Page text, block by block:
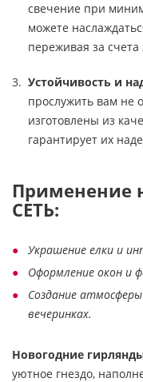
свечение при
можете
переживая за
Устойчивость и
прослужить вам не
изготовлены из
гарантирует их
Применение
СЕТЬ:
Украшение елки и
Оформление окон и
Создание
вечеринках.
Новогодние
уютное гнездо,